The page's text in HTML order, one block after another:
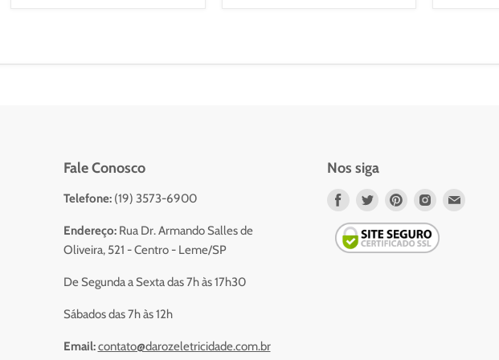
Fale Conosco
Telefone:(19) 3573-6900
Endereço:Rua Dr. Armando Salles de
Oliveira, 521 - Centro - Leme/SP
De Segunda a Sexta das 7h às 17h30
Sábados das 7h às 12h
Email:contato@darozeletricidade.com.br
Nos siga
Nos
encontre
em
Nos
encontre
em
Nos
encontre
em
Nos
em